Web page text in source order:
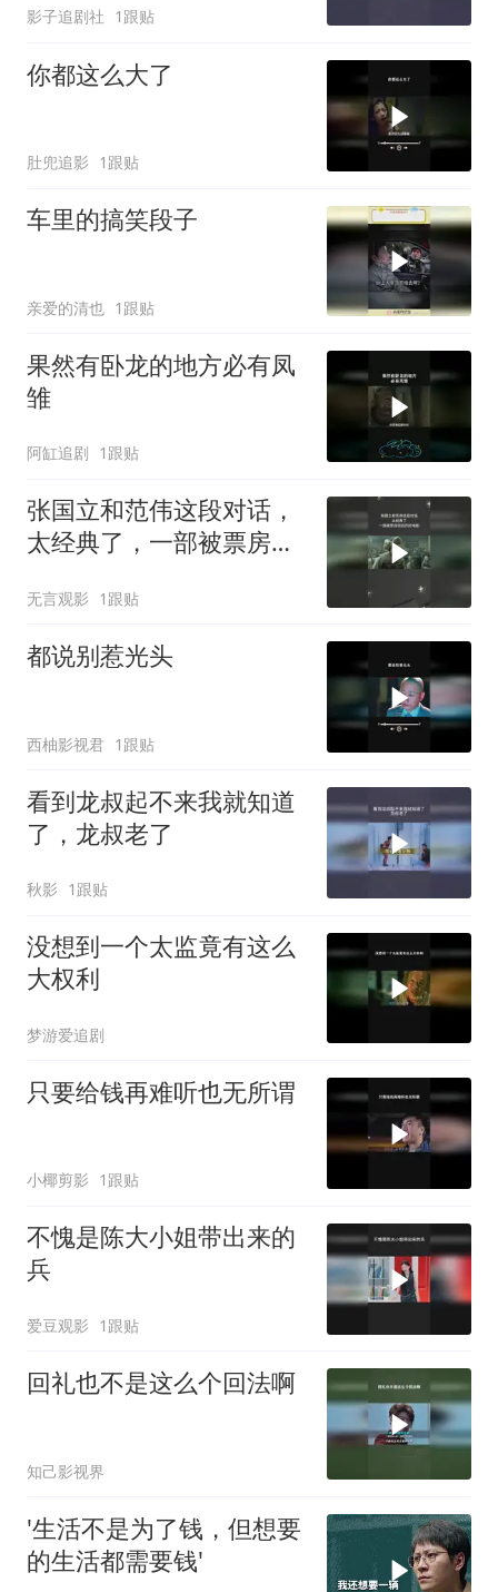
影子追剧社 1跟贴
你都这么大了
肚兜追影 1跟贴
车里的搞笑段子
亲爱的清也 1跟贴
果然有卧龙的地方必有凤
雏
阿缸追剧 1跟贴
张国立和范伟这段对话，
太经典了，一部被票房低
无言观影 1跟贴
都说别惹光头
西柚影视君 1跟贴
看到龙叔起不来我就知道
了，龙叔老了
秋影 1跟贴
没想到一个太监竟有这么
大权利
梦游爱追剧
只要给钱再难听也无所谓
小椰剪影 1跟贴
不愧是陈大小姐带出来的
兵
爱豆观影 1跟贴
回礼也不是这么个回法啊
知己影视界
'生活不是为了钱，但想要
的生活都需要钱'